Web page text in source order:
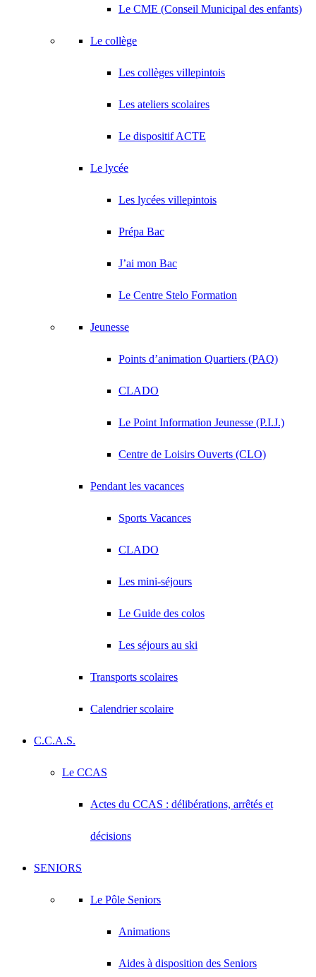
Le CME (Conseil Municipal des enfants)
Le collège
Les collèges villepintois
Les ateliers scolaires
Le dispositif ACTE
Le lycée
Les lycées villepintois
Prépa Bac
J’ai mon Bac
Le Centre Stelo Formation
Jeunesse
Points d’animation Quartiers (PAQ)
CLADO
Le Point Information Jeunesse (P.I.J.)
Centre de Loisirs Ouverts (CLO)
Pendant les vacances
Sports Vacances
CLADO
Les mini-séjours
Le Guide des colos
Les séjours au ski
Transports scolaires
Calendrier scolaire
C.C.A.S.
Le CCAS
Actes du CCAS : délibérations, arrêtés et
décisions
SENIORS
Le Pôle Seniors
Animations
Aides à disposition des Seniors